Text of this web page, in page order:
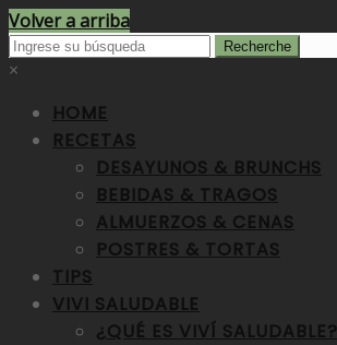
Volver a arriba
×
HOME
RECETAS
DESAYUNOS & BRUNCHS
BEBIDAS & TRAGOS
ALMUERZOS & CENAS
POSTRES & TORTAS
TIPS
VIVI SALUDABLE
¿QUÉ ES VIVÍ SALUDABLE?